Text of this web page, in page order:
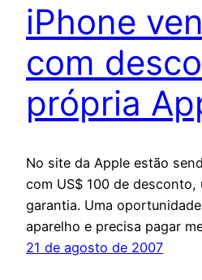
iPhone
com
própria
No site da Apple estão
com US$ 100 de desconto,
garantia. Uma
aparelho e precisa pagar
21 de agosto de 2007